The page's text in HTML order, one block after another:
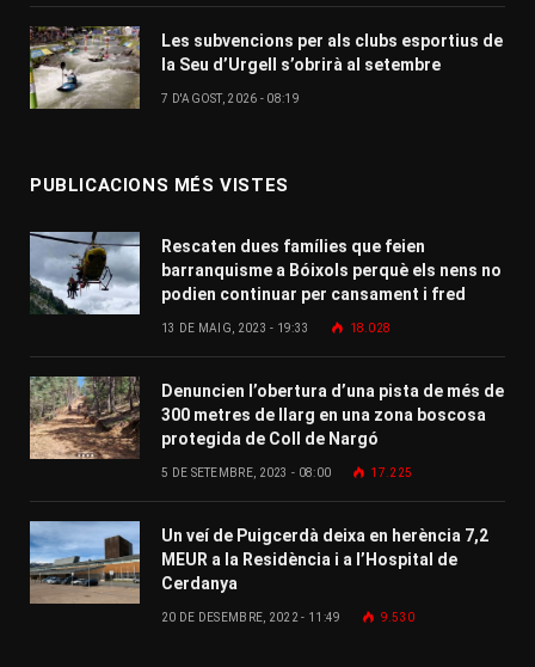
Les subvencions per als clubs esportius de
la Seu d’Urgell s’obrirà al setembre
7 D'AGOST, 2026 - 08:19
PUBLICACIONS MÉS VISTES
Rescaten dues famílies que feien
barranquisme a Bóixols perquè els nens no
podien continuar per cansament i fred
13 DE MAIG, 2023 - 19:33 18.028
Denuncien l’obertura d’una pista de més de
300 metres de llarg en una zona boscosa
protegida de Coll de Nargó
5 DE SETEMBRE, 2023 - 08:00 17.225
Un veí de Puigcerdà deixa en herència 7,2
MEUR a la Residència i a l’Hospital de
Cerdanya
20 DE DESEMBRE, 2022 - 11:49 9.530